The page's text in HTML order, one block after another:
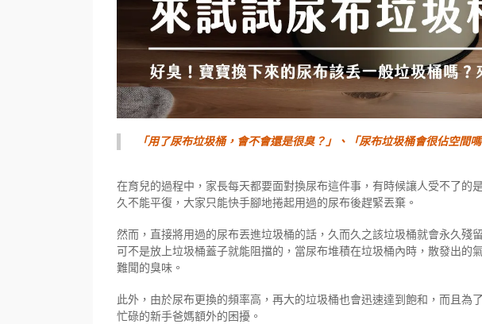
「用了尿布垃圾桶，會不會還是很臭？」、「尿布垃圾桶會很佔空間嗎
在育兒的過程中，家長每天都要面對換尿布這件事，有時候讓人受不了的
久不能平復，大家只能快手腳地捲起用過的尿布後趕緊丟棄。
然而，直接將用過的尿布丟進垃圾桶的話，久而久之該垃圾桶就會永久殘
可不是放上垃圾桶蓋子就能阻擋的，當尿布堆積在垃圾桶內時，散發出的
難聞的臭味。
此外，由於尿布更換的頻率高，再大的垃圾桶也會迅速達到飽和，而且為
忙碌的新手爸媽額外的困擾。